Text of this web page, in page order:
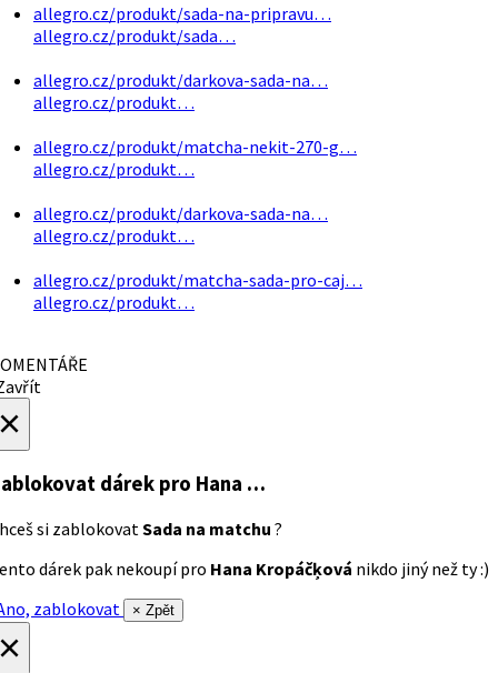
allegro.cz/produkt/sada-na-pripravu…
allegro.cz/produkt/sada…
allegro.cz/produkt/darkova-sada-na…
allegro.cz/produkt…
allegro.cz/produkt/matcha-nekit-270-g…
allegro.cz/produkt…
allegro.cz/produkt/darkova-sada-na…
allegro.cz/produkt…
allegro.cz/produkt/matcha-sada-pro-caj…
allegro.cz/produkt…
dárek pro Hana …
si zablokovatSada na matchu ?
dárek pak nekoupí pro Hana Kropáčķová nikdo jiný než ty :)
zablokovat
× Zpět